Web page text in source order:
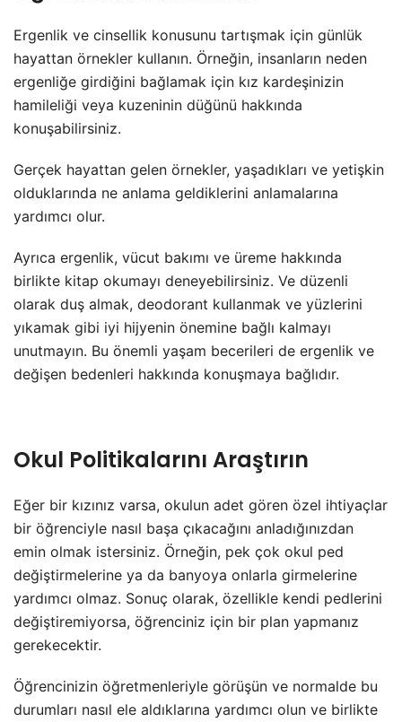
Ergenlik ve cinsellik konusunu tartışmak için günlük
hayattan örnekler kullanın. Örneğin, insanların neden
ergenliğe girdiğini bağlamak için kız kardeşinizin
hamileliği veya kuzeninin düğünü hakkında
konuşabilirsiniz.
Gerçek hayattan gelen örnekler, yaşadıkları ve yetişkin
olduklarında ne anlama geldiklerini anlamalarına
yardımcı olur.
Ayrıca ergenlik, vücut bakımı ve üreme hakkında
birlikte kitap okumayı deneyebilirsiniz. Ve düzenli
olarak duş almak, deodorant kullanmak ve yüzlerini
yıkamak gibi iyi hijyenin önemine bağlı kalmayı
unutmayın. Bu önemli yaşam becerileri de ergenlik ve
değişen bedenleri hakkında konuşmaya bağlıdır.
Okul Politikalarını Araştırın
Eğer bir kızınız varsa, okulun adet gören özel ihtiyaçlar
bir öğrenciyle nasıl başa çıkacağını anladığınızdan
emin olmak istersiniz. Örneğin, pek çok okul ped
değiştirmelerine ya da banyoya onlarla girmelerine
yardımcı olmaz. Sonuç olarak, özellikle kendi pedlerini
değiştiremiyorsa, öğrenciniz için bir plan yapmanız
gerekecektir.
Öğrencinizin öğretmenleriyle görüşün ve normalde bu
durumları nasıl ele aldıklarına yardımcı olun ve birlikte